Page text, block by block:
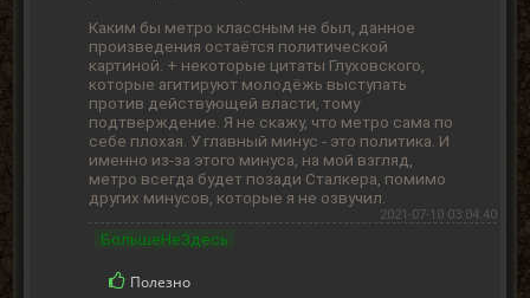
Каким бы метро классным не был, данное
произведения остаётся политической
картиной. + некоторые цитаты Глуховского,
которые агитируют молодёжь выступать
против действующей власти, тому
подтверждение. Я не скажу, что метро сама по
себе плохая. У главный минус - это политика. И
именно из-за этого минуса, на мой взгляд,
метро всегда будет позади Сталкера, помимо
других минусов, которые я не озвучил.
2021-07-10 03:04:40
БольшеНеЗдесь
Полезно